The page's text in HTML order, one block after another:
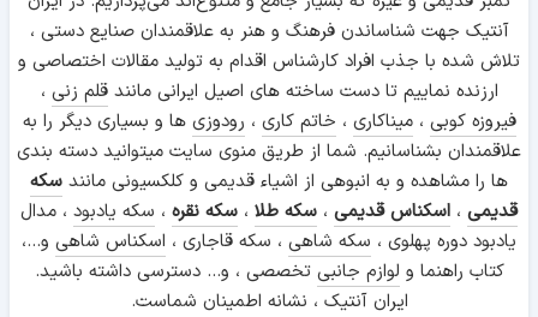
آنتیک جهت شناساندن فرهنگ و هنر به علاقمندان صنایع دستی ،
تلاش شده با جذب افراد کارشناس اقدام به تولید مقالات اختصاصی و
ارزنده نماییم تا دست ساخته های اصیل ایرانی مانندقلم زنی ،
فیروزه کوبی ،میناکاری ، خاتم کاری ، رودوزی ها و بسیاری دیگر را به
علاقمندان بشناسانیم. شما از طریق منوی سایت میتوانید دسته بندی
ها را مشاهده و به انبوهی از اشیاء قدیمی و کلکسیونی مانند سکه
قدیمی ، اسکناس قدیمی ، سکه طلا ، سکه نقره ، سکه یادبود ، مدال
یادبود دوره پهلوی ، سکه شاهی ، سکه قاجاری ، اسکناس شاهی و...،
کتاب راهنما و لوازم جانبی تخصصی ، و... دسترسی داشته باشید.
ایران آنتیک ، نشانه اطمینان شماست.